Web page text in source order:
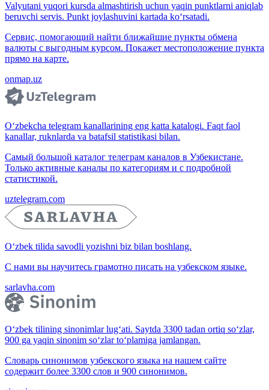
Valyutani yuqori kursda almashtirish uchun yaqin punktlarni aniqlab
beruvchi servis. Punkt joylashuvini kartada ko‘rsatadi.
Сервис, помогающий найти ближайшие пункты обмена
валюты с выгодным курсом. Покажет местоположение пункта
прямо на карте.
onmap.uz
O‘zbekcha telegram kanallarining eng katta katalogi. Faqt faol
kanallar, ruknlarda va batafsil statistikasi bilan.
Самый большой каталог телеграм каналов в Узбекистане.
Только активные каналы по категориям и с подробной
статистикой.
uztelegram.com
O‘zbek tilida savodli yozishni biz bilan boshlang.
С нами вы научитесь грамотно писать на узбекском языке.
sarlavha.com
O‘zbek tilining sinonimlar lug‘ati. Saytda 3300 tadan ortiq so‘zlar,
900 ga yaqin sinonim so‘zlar to‘plamiga jamlangan.
Словарь синонимов узбекского языка на нашем сайте
содержит более 3300 слов и 900 синонимов.